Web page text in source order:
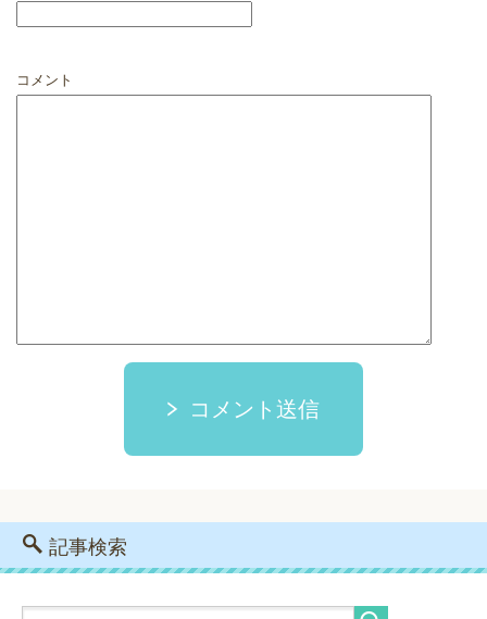
コメント
コメント送信
記事検索